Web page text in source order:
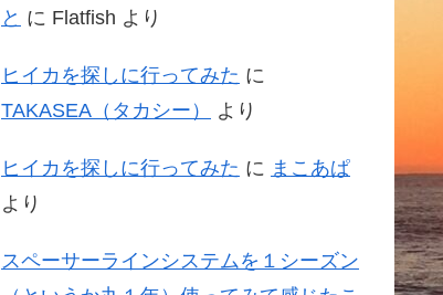
と に Flatfish より
ヒイカを探しに行ってみた に
TAKASEA（タカシー）
より
ヒイカを探しに行ってみた に まこあぱ
より
スペーサーラインシステムを１シーズン